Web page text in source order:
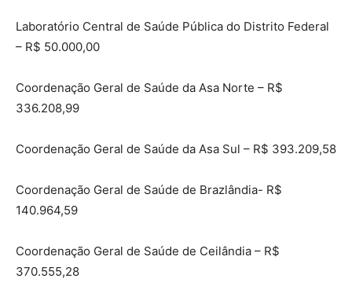
Laboratório Central de Saúde Pública do Distrito Federal
– R$ 50.000,00
Coordenação Geral de Saúde da Asa Norte – R$
336.208,99
Coordenação Geral de Saúde da Asa Sul – R$ 393.209,58
Coordenação Geral de Saúde de Brazlândia- R$
140.964,59
Coordenação Geral de Saúde de Ceilândia – R$
370.555,28